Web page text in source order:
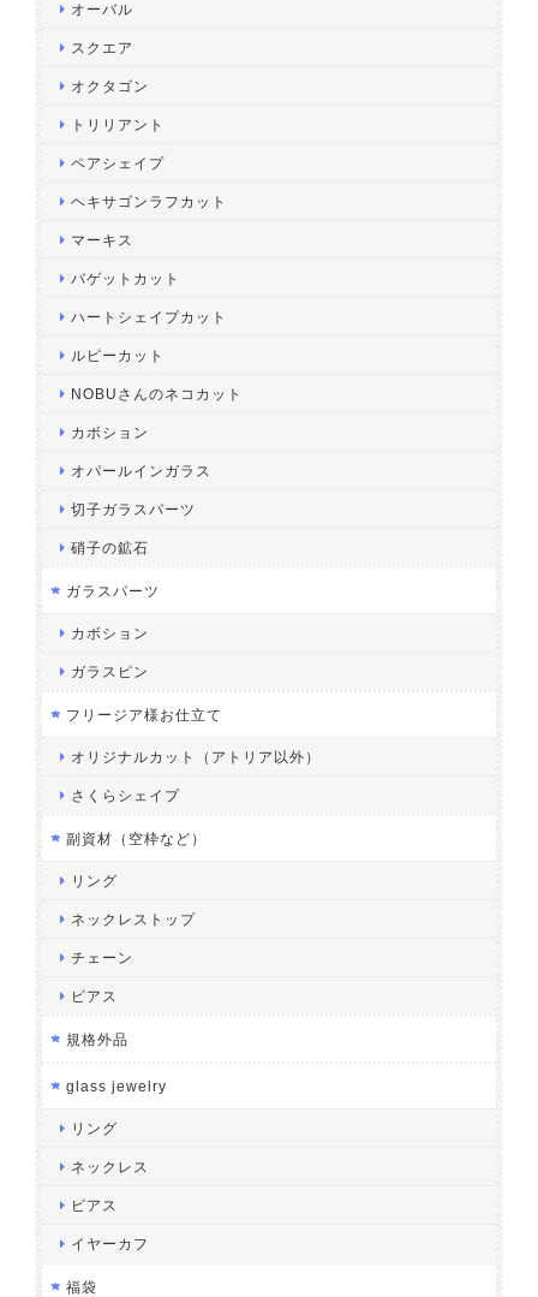
オーバル
スクエア
オクタゴン
トリリアント
ペアシェイプ
ヘキサゴンラフカット
マーキス
バゲットカット
ハートシェイプカット
ルピーカット
NOBUさんのネコカット
カボション
オパールインガラス
切子ガラスパーツ
硝子の鉱石
ガラスパーツ
カボション
ガラスピン
フリージア様お仕立て
オリジナルカット（アトリア以外）
さくらシェイプ
副資材（空枠など）
リング
ネックレストップ
チェーン
ピアス
規格外品
glass jewelry
リング
ネックレス
ピアス
イヤーカフ
福袋